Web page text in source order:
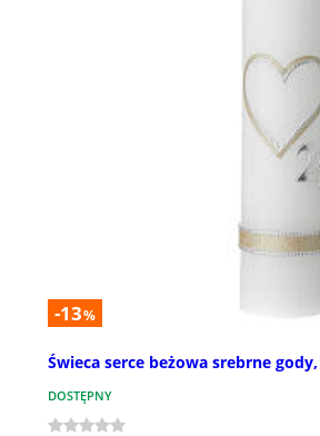
-13%
Świeca serce beżowa srebrne
DOSTĘPNY